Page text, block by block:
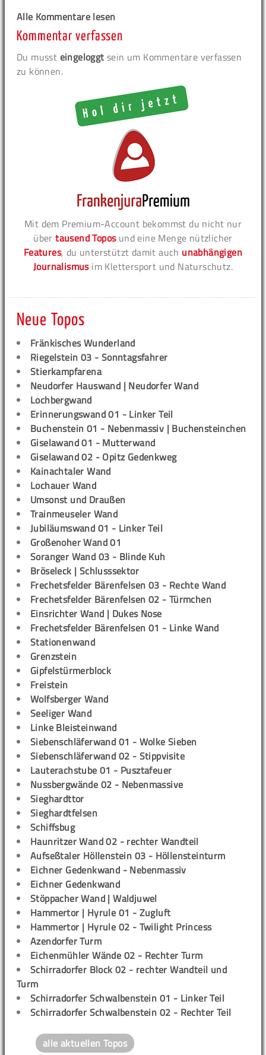
Alle Kommentare lesen
Kommentar verfassen
Du musst eingeloggt sein um Kommentare verfassen
zu können.
Mit dem Premium-Account bekommst du nicht nur
übertausend Toposund eine Menge nützlicher
Features, du unterstützt damit auch unabhängigen
Journalismusim Klettersport und Naturschutz.
Neue Topos
Fränkisches Wunderland
Riegelstein 03 - Sonntagsfahrer
Stierkampfarena
Neudorfer Hauswand | Neudorfer Wand
Lochbergwand
Erinnerungswand 01 - Linker Teil
Buchenstein 01 - Nebenmassiv | Buchensteinchen
Giselawand 01 - Mutterwand
Giselawand 02 - Opitz Gedenkweg
Kainachtaler Wand
Lochauer Wand
Umsonst und Draußen
Trainmeuseler Wand
Jubiläumswand 01 - Linker Teil
Großenoher Wand 01
Soranger Wand 03 - Blinde Kuh
Bröseleck | Schlusssektor
Frechetsfelder Bärenfelsen 03 - Rechte Wand
Frechetsfelder Bärenfelsen 02 - Türmchen
Einsrichter Wand | Dukes Nose
Frechetsfelder Bärenfelsen 01 - Linke Wand
Stationenwand
Grenzstein
Gipfelstürmerblock
Freistein
Wolfsberger Wand
Seeliger Wand
Linke Bleisteinwand
Siebenschläferwand 01 - Wolke Sieben
Siebenschläferwand 02 - Stippvisite
Lauterachstube 01 - Pusztafeuer
Nussbergwände 02 - Nebenmassive
Sieghardttor
Sieghardtfelsen
Schiffsbug
Haunritzer Wand 02 - rechter Wandteil
Aufseßtaler Höllenstein 03 - Höllensteinturm
Eichner Gedenkwand - Nebenmassiv
Eichner Gedenkwand
Stöppacher Wand | Waldjuwel
Hammertor | Hyrule 01 - Zugluft
Hammertor | Hyrule 02 - Twilight Princess
Azendorfer Turm
Eichenmühler Wände 02 - Rechter Turm
Schirradorfer Block 02 - rechter Wandteil und
Turm
Schirradorfer Schwalbenstein 01 - Linker Teil
Schirradorfer Schwalbenstein 02 - Rechter Teil
alle aktuellen Topos